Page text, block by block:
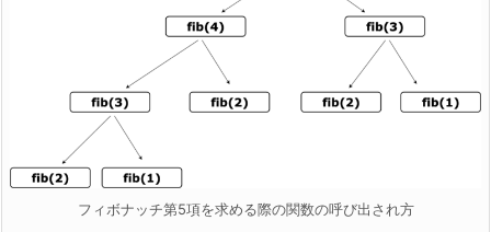
フィボナッチ第5項を求める際の関数の呼び出され方